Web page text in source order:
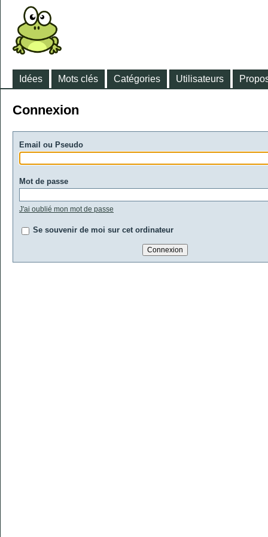
Idées Mots clés Catégories Utilisateurs
Connexion
Email ou Pseudo
Mot de passe
J'ai oublié mon mot de passe
Se souvenir de moi sur cet ordinateur